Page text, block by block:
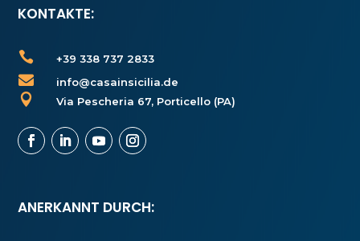
KONTAKTE:
 +39 338 737 2833
 info@casainsicilia.de
 Via Pescheria 67, Porticello (PA)
ANERKANNT DURCH: